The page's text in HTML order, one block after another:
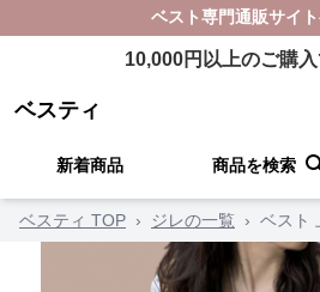
ベスト専門通販サイト
10,000円以上のご購
ベスティ
新着商品 商品を検索
ベスティ TOP › ジレの一覧 › ベスト